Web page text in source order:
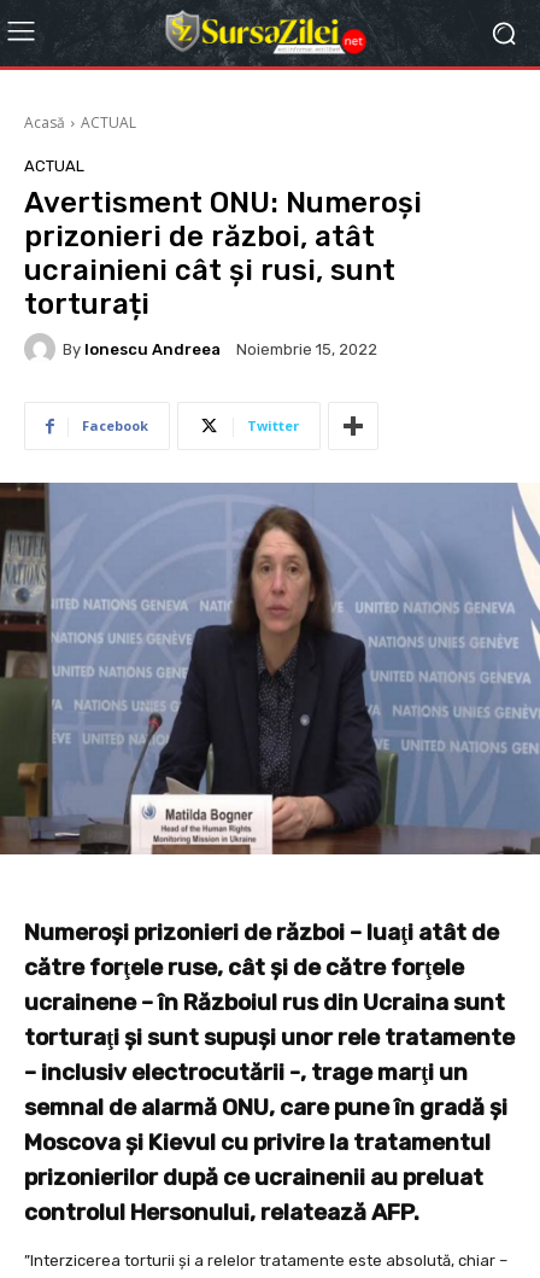
Acasă ACTUAL
ACTUAL
Avertisment ONU: Numeroși
prizonieri de război, atât
ucrainieni cât și rusi, sunt
torturați
By Ionescu Andreea Noiembrie 15, 2022
Facebook Twitter
Numeroşi prizonieri de război – luaţi atât de
către forţele ruse, cât şi de către forţele
ucrainene – în Războiul rus din Ucraina sunt
torturaţi şi sunt supuşi unor rele tratamente
– inclusiv electrocutării -, trage marţi un
semnal de alarmă ONU, care pune în gradă şi
Moscova şi Kievul cu privire la tratamentul
prizonierilor după ce ucrainenii au preluat
controlul Hersonului, relatează AFP.
”Interzicerea torturii şi a relelor tratamente este absolută, chiar –